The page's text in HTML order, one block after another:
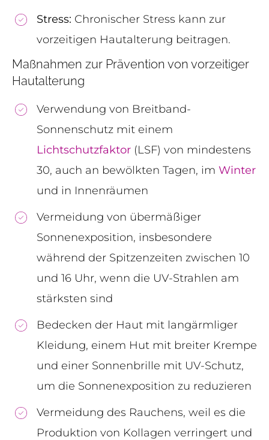
Stress: Chronischer Stress kann zur
vorzeitigen Hautalterung beitragen.
Maßnahmen zur Prävention von vorzeitiger
Hautalterung
Verwendung von Breitband-
Sonnenschutz mit einem
Lichtschutzfaktor (LSF) von mindestens
30, auch an bewölkten Tagen, im Winter
und in Innenräumen
Vermeidung von übermäßiger
Sonnenexposition, insbesondere
während der Spitzenzeiten zwischen 10
und 16 Uhr, wenn die UV-Strahlen am
stärksten sind
Bedecken der Haut mit langärmliger
Kleidung, einem Hut mit breiter Krempe
und einer Sonnenbrille mit UV-Schutz,
um die Sonnenexposition zu reduzieren
Vermeidung des Rauchens, weil es die
Produktion von Kollagen verringert und